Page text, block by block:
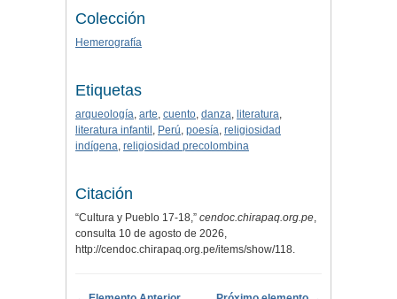
Colección
Hemerografía
Etiquetas
arqueología, arte, cuento, danza, literatura,
literatura infantil , Perú, poesía, religiosidad
indígena, religiosidad precolombina
Citación
“Cultura y Pueblo 17-18,” cendoc.chirapaq.org.pe,
consulta 10 de agosto de 2026,
http://cendoc.chirapaq.org.pe/items/show/118.